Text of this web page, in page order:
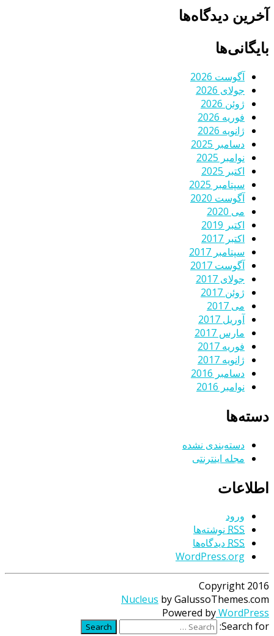
آخرین دیدگاه‌ها
بایگانی‌ها
آگوست 2026
جولای 2026
ژوئن 2026
فوریه 2026
ژانویه 2026
دسامبر 2025
نوامبر 2025
اکتبر 2025
سپتامبر 2025
آگوست 2020
می 2020
اکتبر 2019
اکتبر 2017
سپتامبر 2017
آگوست 2017
جولای 2017
ژوئن 2017
می 2017
آوریل 2017
مارس 2017
فوریه 2017
ژانویه 2017
دسامبر 2016
نوامبر 2016
دسته‌ها
دسته‌بندی نشده
مجله اینترنتی
اطلاعات
ورود
RSS نوشته‌ها
RSSدیدگاه‌ها
WordPress.org
Copyright 2016
Nucleus by GalussoThemes.com
Powered byWordPress
Search for:
Search